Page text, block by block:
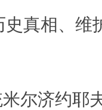
真相、维
尔济约耶